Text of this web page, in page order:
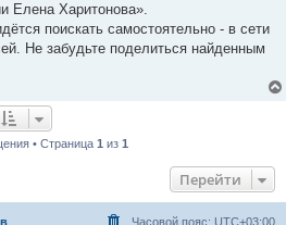
Елена Харитонова».
поискать самостоятельно - в сети
Не забудьте поделиться найденным
• Страница 1 из 1
Перейти
Часовой пояс: UTC+03:00